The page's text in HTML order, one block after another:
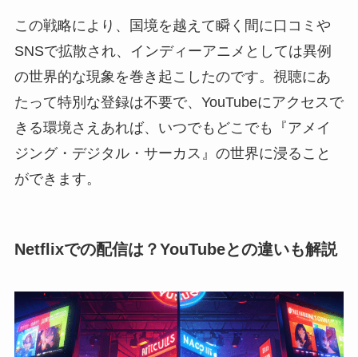
この戦略により、国境を越えて瞬く間に口コミや
SNSで拡散され、インディーアニメとしては異例
の世界的な現象を巻き起こしたのです。視聴にあ
たって特別な登録は不要で、YouTubeにアクセスで
きる環境さえあれば、いつでもどこでも『アメイ
ジング・デジタル・サーカス』の世界に浸ること
ができます。
Netflixでの配信は？YouTubeとの違いも解説